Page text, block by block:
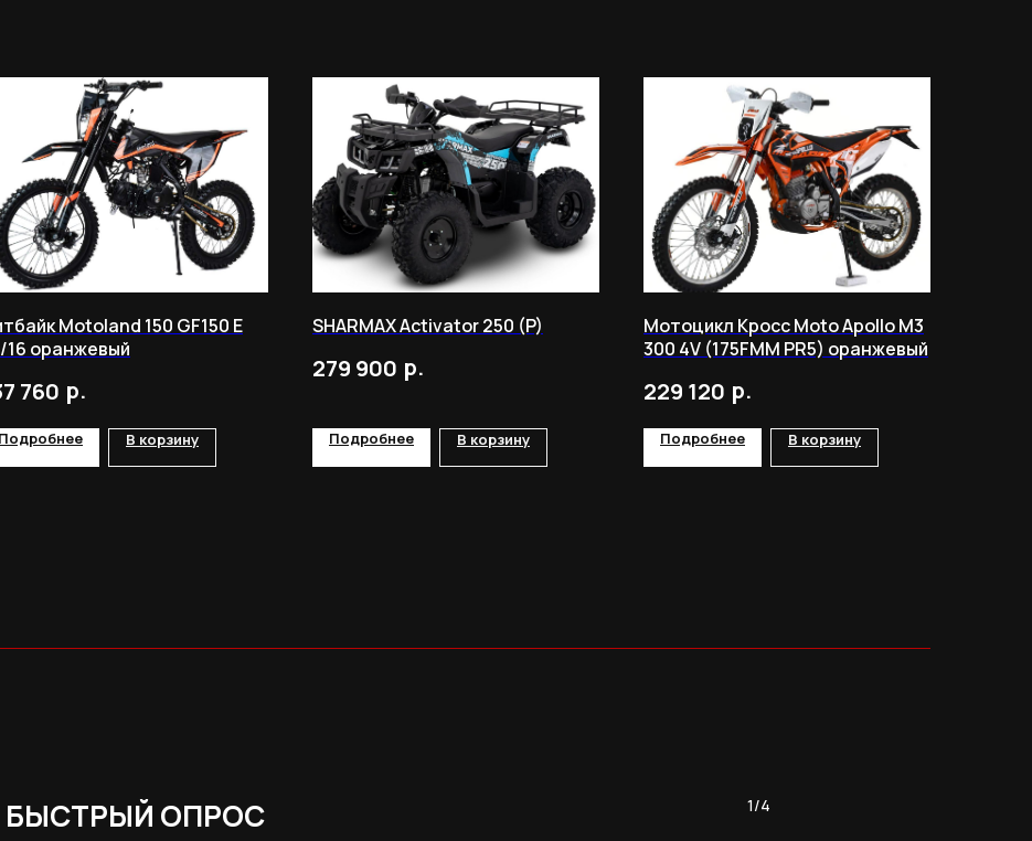
Motoland 150 GF150 E
16 оранжевый
760 р.
Подробнее В корзину
SHARMAX Activator 250 (P)
279 900 р.
Подробнее В корзину
Мотоцикл Кросс Moto Apollo M3
300 4V (175FMM PR5) оранжевый
229 120 р.
Подробнее В корзину
БЫСТРЫЙ ОПРОС
1/4